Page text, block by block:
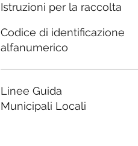
Istruzioni per la raccolta
Codice di identificazione
alfanumerico
Linee Guida
Municipali Locali